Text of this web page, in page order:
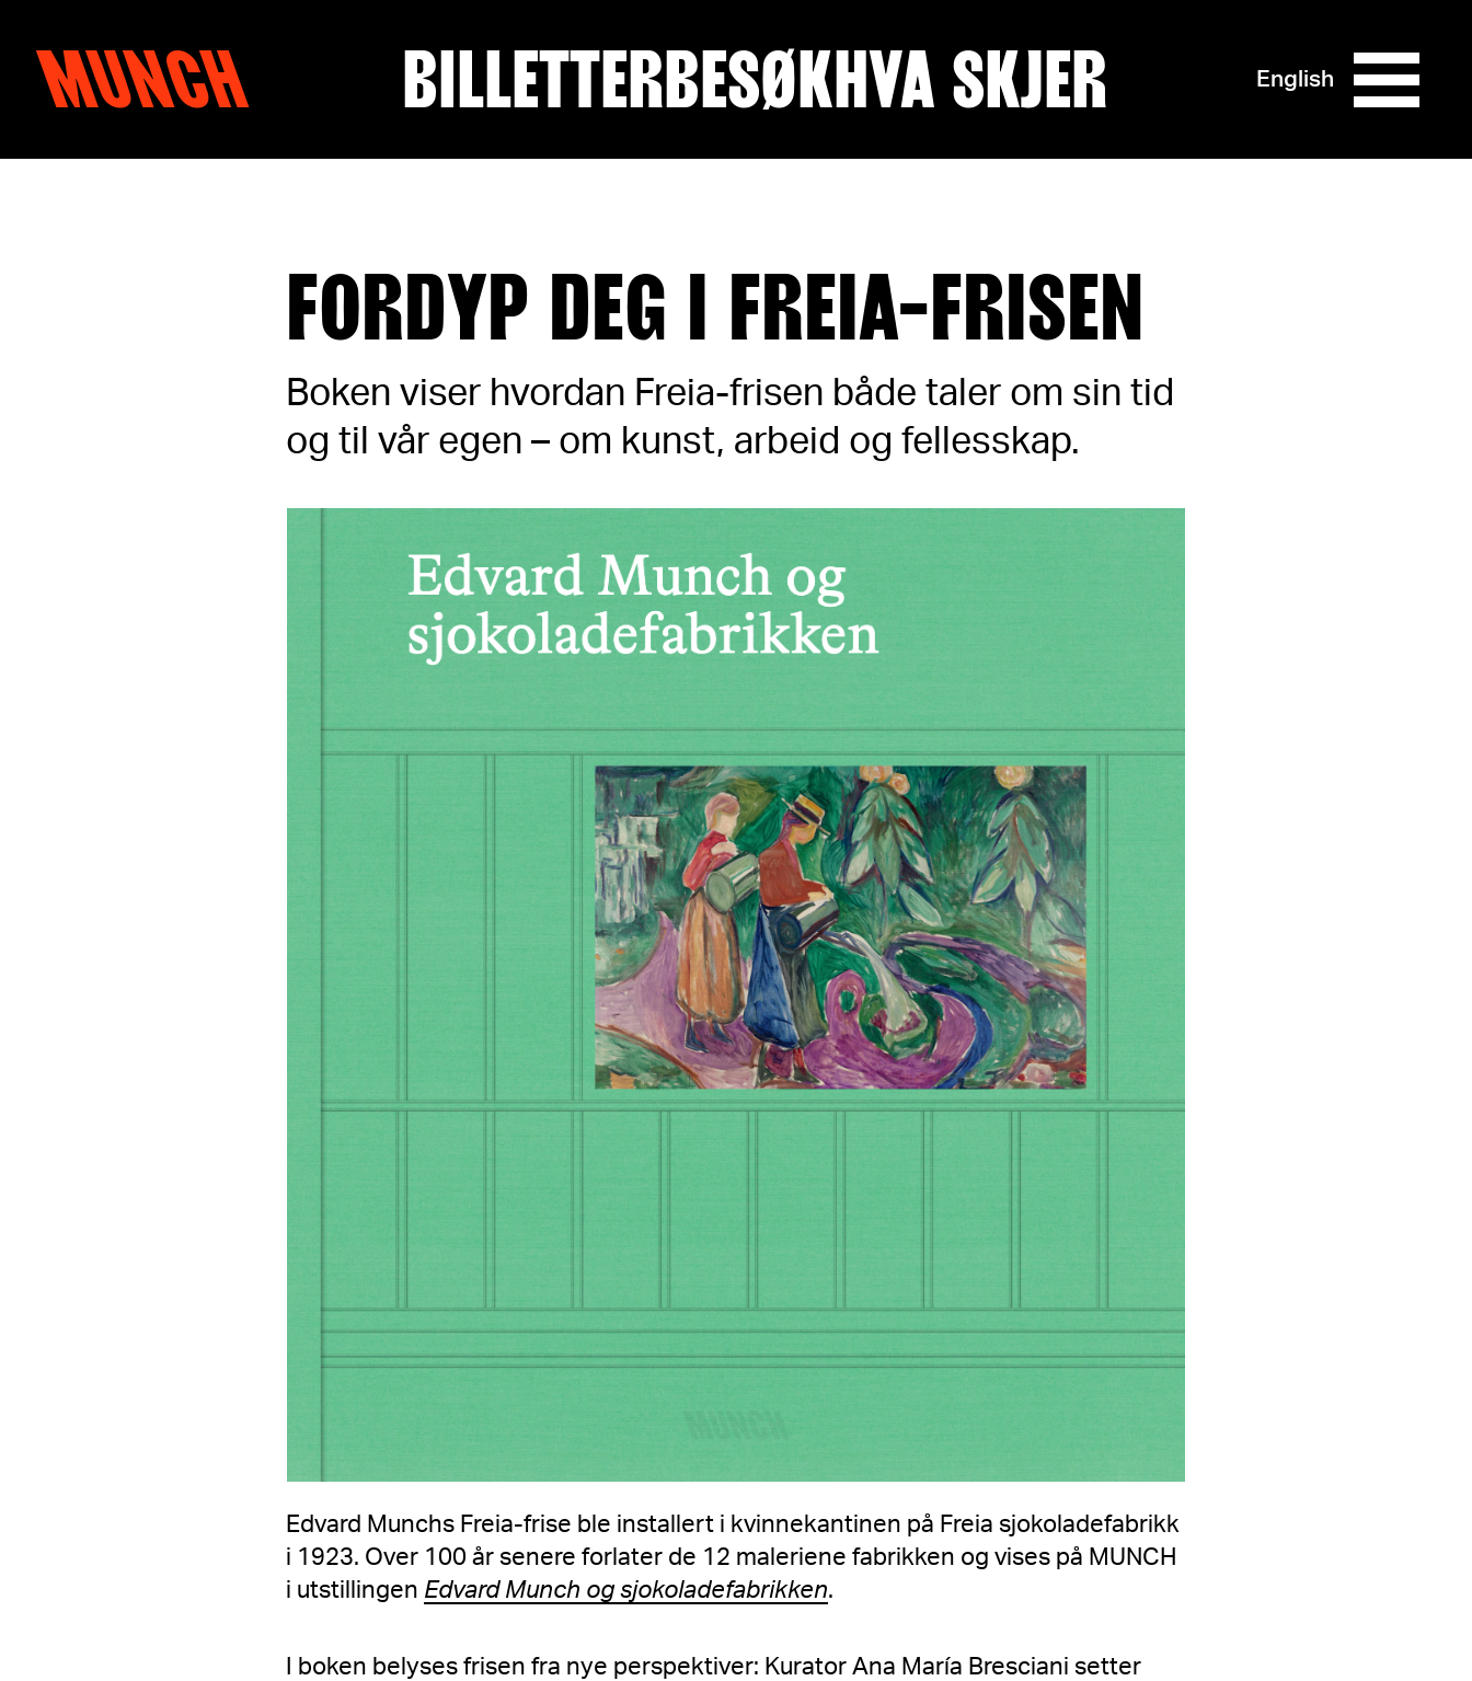
MUNCH BILLETTERBESØKHVA SKJER English
FORDYP DEG I FREIA-FRISEN
Boken viser hvordan Freia-frisen både taler om sin tid
og til vår egen – om kunst, arbeid og fellesskap.
Edvard Munchs Freia-frise ble installert i kvinnekantinen på Freia sjokoladefabrikk
i 1923. Over 100 år senere forlater de 12 maleriene fabrikken og vises på MUNCH
i utstillingen Edvard Munch og sjokoladefabrikken.
I boken belyses frisen fra nye perspektiver: Kurator Ana María Bresciani setter